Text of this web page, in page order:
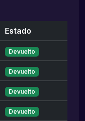
Estado
Devuelto
Devuelto
Devuelto
Devuelto